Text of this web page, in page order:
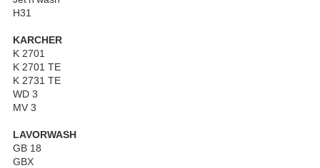
H31
KARCHER
K 2701
K 2701 TE
K 2731 TE
WD 3
MV 3
LAVORWASH
GB 18
GBX